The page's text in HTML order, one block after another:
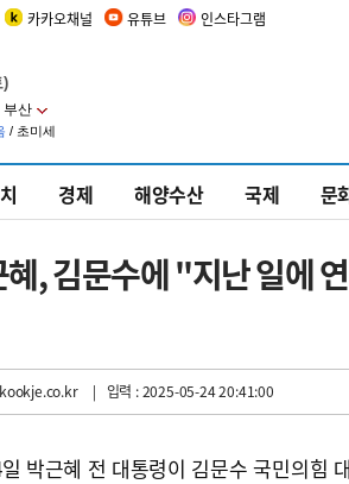
카카오채널 유튜브 인스타그램
경제 해양수산 국제 문
, 김문수에 "지난 일에
| 입력 : 2025-05-24 20:41:00
박근혜 전 대통령이 김문수 국민의힘